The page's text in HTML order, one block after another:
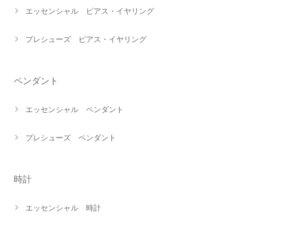
エッセンシャル ピアス・イヤリング
プレシューズ ピアス・イヤリング
ペンダント
エッセンシャル ペンダント
プレシューズ ペンダント
時計
エッセンシャル 時計